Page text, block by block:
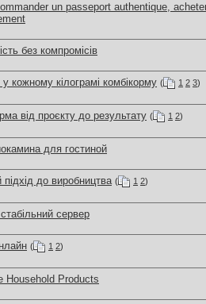
un passeport authentique,
без компромісів
у кожному кілограмі комбікорму ( 1 2 3)
від проєкту до результату ( 1 2)
для гостиной
до виробництва ( 1 2)
сервер
( 1 2)
Household Products